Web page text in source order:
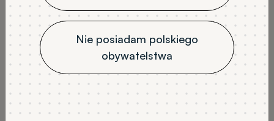
Nie posiadam polskiego
obywatelstwa
TRYB STUDIÓW
stacjonarne
LICZBA SEMESTRÓW
7
JĘZYK WYKŁADOWY
angielski
Rekrutacja na semestr zimowy
PRZEDMIOTY OBOWIĄZKOWE